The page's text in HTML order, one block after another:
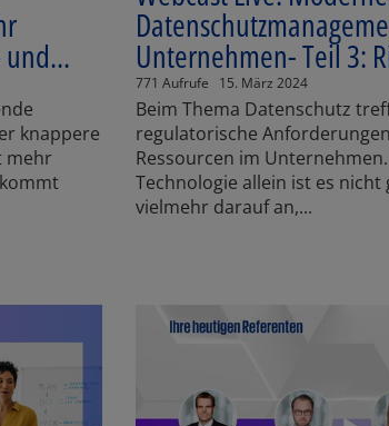
knappere
mehr
Unternehmen- Teil 3:
771 Aufrufe 15. März 2024
Beim Thema Datenschutz
regulatorische
Ressourcen im
Technologie allein ist es nicht
vielmehr darauf an,...